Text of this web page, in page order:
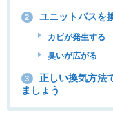
2 ユニットバスを
カビが発生する
臭いが広がる
3
正しい換気方法
ましょう